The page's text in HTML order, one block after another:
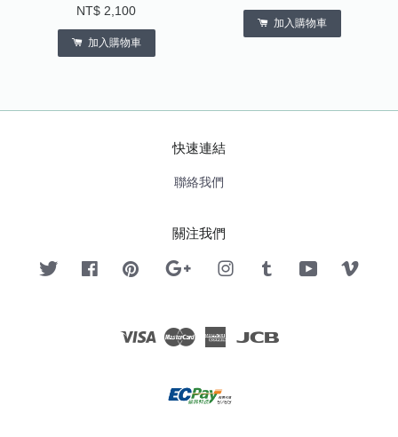
NT$ 2,100
加入購物車
加入購物車
快速連結
聯絡我們
關注我們
Twitter FacebookPinterest Google InstagramTumblr YouTube
Visa Master American